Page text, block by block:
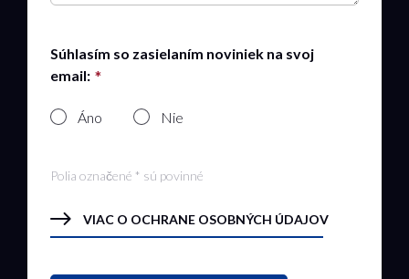
Súhlasím so zasielaním noviniek na svoj
email:
Áno Nie
Polia označené * sú povinné
VIAC O OCHRANE OSOBNÝCH ÚDAJOV